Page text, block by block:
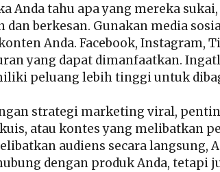
Anda tahu apa yang mereka
berkesan. Gunakan media
Anda. Facebook, Instagram,
yang dapat dimanfaatkan.
peluang lebih tinggi untuk
strategi marketing viral,
atau kontes yang melibatkan
audiens secara langsung,
dengan produk Anda, tetapi